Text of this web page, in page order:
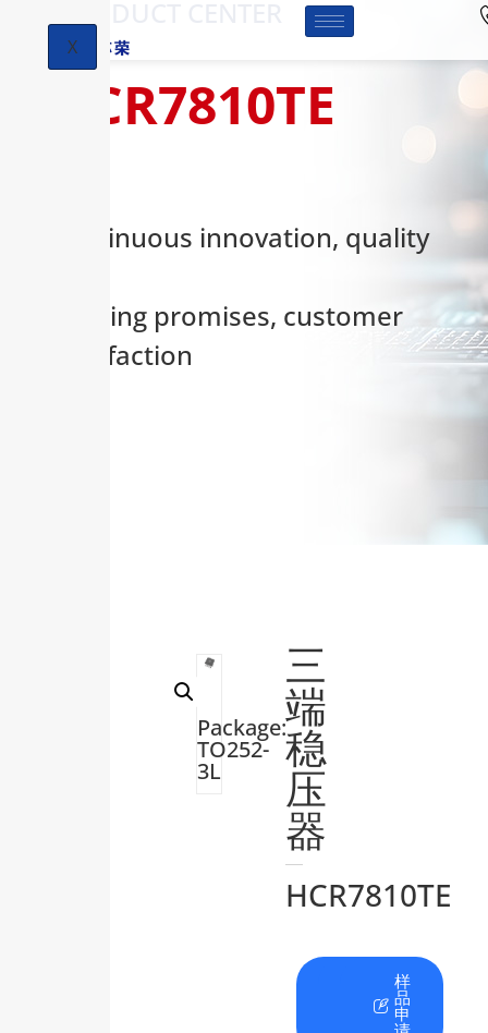
X
HCR7810TE
Continuous innovation, quality
keeping promises, customer
satisfaction
Package:
TO252-
3L
三
端
稳
压
器
HCR7810TE
料
下
样
品
申